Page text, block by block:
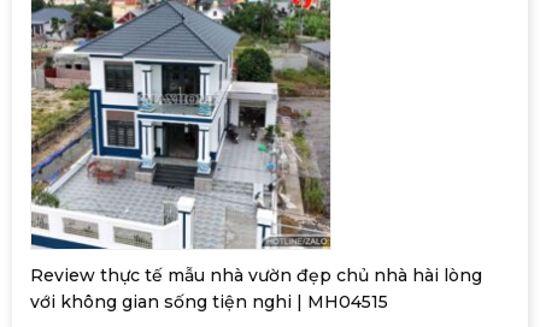
Review thực tế mẫu nhà vườn đẹp chủ nhà hài lòng
với không gian sống tiện nghi | MH04515